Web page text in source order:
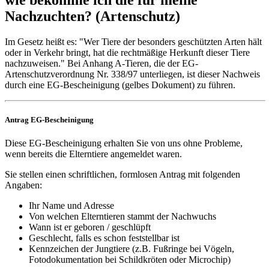
Nachzuchten? (Artenschutz)
Im Gesetz heißt es: "Wer Tiere der besonders geschützten Arten hält
oder in Verkehr bringt, hat die rechtmäßige Herkunft dieser Tiere
nachzuweisen." Bei Anhang A-Tieren, die der EG-
Artenschutzverordnung Nr. 338/97 unterliegen, ist dieser Nachweis
durch eine EG-Bescheinigung (gelbes Dokument) zu führen.
Antrag EG-Bescheinigung
Diese EG-Bescheinigung erhalten Sie von uns ohne Probleme,
wenn bereits die Elterntiere angemeldet waren.
Sie stellen einen schriftlichen, formlosen Antrag mit folgenden
Angaben:
Ihr Name und Adresse
Von welchen Elterntieren stammt der Nachwuchs
Wann ist er geboren / geschlüpft
Geschlecht, falls es schon feststellbar ist
Kennzeichen der Jungtiere (z.B. Fußringe bei Vögeln,
Fotodokumentation bei Schildkröten oder Microchip)